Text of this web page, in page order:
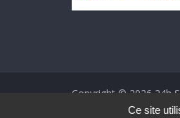
Copyright © 2026 24h
Theme ColorMag par
Ce site